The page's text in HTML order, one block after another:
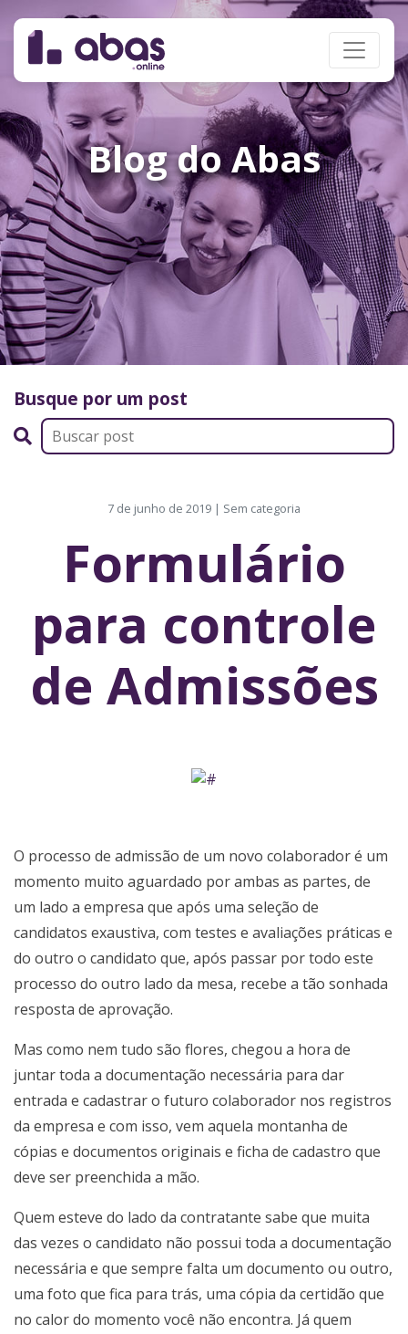
Blog do Abas
Busque por um post
7 de junho de 2019 | Sem categoria
Formulário
para controle
de Admissões
O processo de admissão de um novo colaborador é um
momento muito aguardado por ambas as partes, de
um lado a empresa que após uma seleção de
candidatos exaustiva, com testes e avaliações práticas e
do outro o candidato que, após passar por todo este
processo do outro lado da mesa, recebe a tão sonhada
resposta de aprovação.
Mas como nem tudo são flores, chegou a hora de
juntar toda a documentação necessária para dar
entrada e cadastrar o futuro colaborador nos registros
da empresa e com isso, vem aquela montanha de
cópias e documentos originais e ficha de cadastro que
deve ser preenchida a mão.
Quem esteve do lado da contratante sabe que muita
das vezes o candidato não possui toda a documentação
necessária e que sempre falta um documento ou outro,
uma foto que fica para trás, uma cópia da certidão que
no calor do momento você não encontra. Já quem